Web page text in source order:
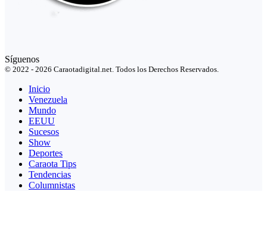
Síguenos
© 2022 - 2026 Caraotadigital.net. Todos los Derechos Reservados.
Inicio
Venezuela
Mundo
EEUU
Sucesos
Show
Deportes
Caraota Tips
Tendencias
Columnistas